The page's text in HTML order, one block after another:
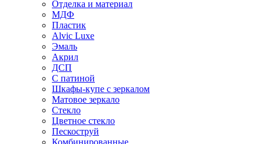
Отделка и материал
МДФ
Пластик
Alvic Luxe
Эмаль
Акрил
ДСП
С патиной
Шкафы-купе с зеркалом
Матовое зеркало
Стекло
Цветное стекло
Пескоструй
Комбинированные